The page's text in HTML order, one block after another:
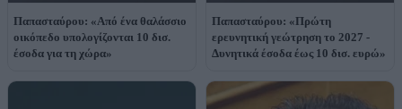
Παπασταύρου: «Από ένα θαλάσσιο
οικόπεδο υπολογίζονται 10 δισ.
έσοδα για τη χώρα»
Παπασταύρου: «Πρώτη
ερευνητική γεώτρηση το 2027 -
Δυνητικά έσοδα έως 10 δισ. ευρώ»